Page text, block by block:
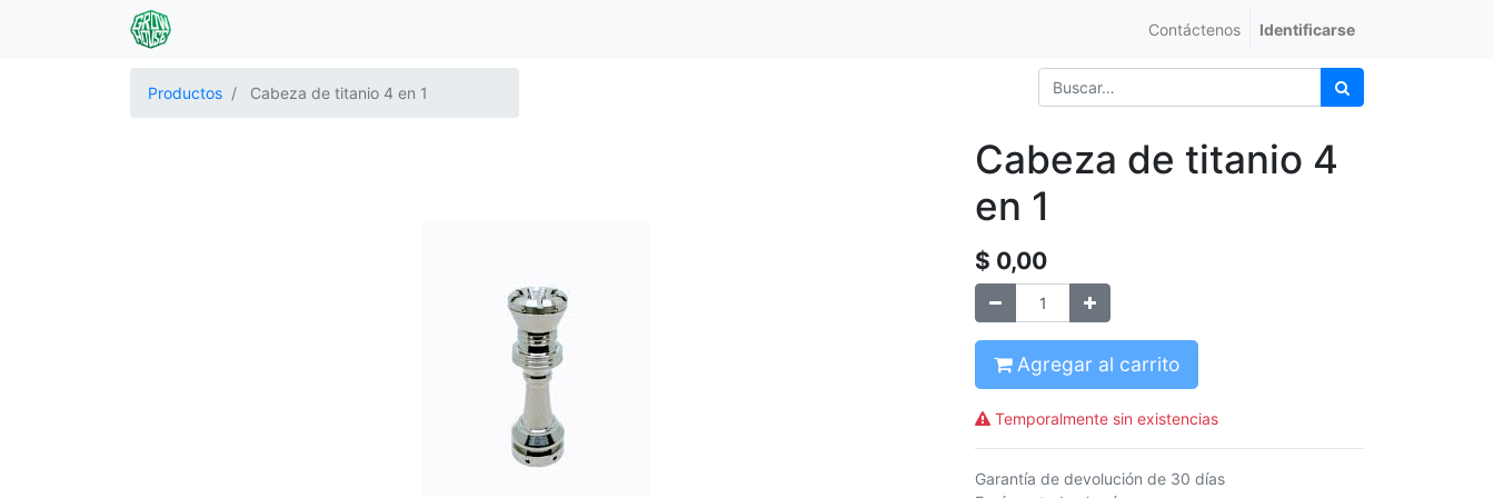
Contáctenos Identificarse
Productos Cabeza de titanio 4 en 1
Cabeza de titanio 4
en 1
$ 0,00
Agregar al carrito
Temporalmente sin existencias
Garantía de devolución de 30 días